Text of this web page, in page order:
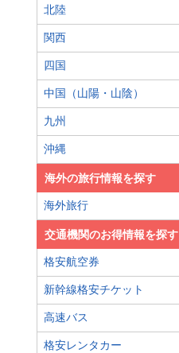
北陸
関西
四国
中国（山陽・山陰）
九州
沖縄
海外の旅行情報を探す
海外旅行
交通機関のお得情報を探す
格安航空券
新幹線格安チケット
高速バス
格安レンタカー